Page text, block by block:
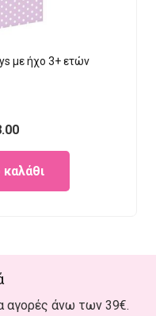
με ήχο 3+ ετών
Current
price
is:
€18.00.
αγορές άνω των 39€.